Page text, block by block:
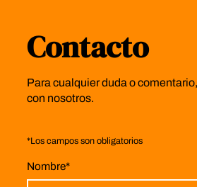
Contacto
Para cualquier duda o
con nosotros.
*Los campos son obligatorios
Nombre*